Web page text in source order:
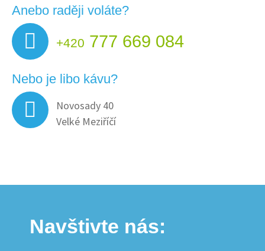
Anebo raději voláte?
+420 777 669 084
Nebo je libo kávu?
Novosady 40
Velké Meziříčí
Navštivte nás: